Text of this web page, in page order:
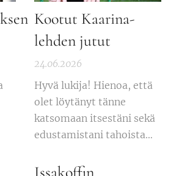
Kootut Kaarina-
lehden jutut
24.06.2026
Hyvä lukija! Hienoa, että
olet löytänyt tänne
katsomaan itsestäni sekä
edustamistani tahoista
paikallislehteen. Mukana
Issakoffin